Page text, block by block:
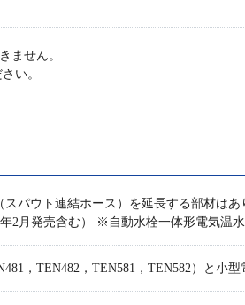
ません。
い。
パウト連結ホース）を延長する部材は
2月発売含む） ※自動水栓一体形電気温
，TEN482，TEN581，TEN582）と小